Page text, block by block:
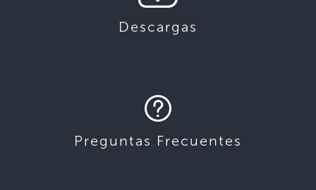
Descargas
Preguntas Frecuentes